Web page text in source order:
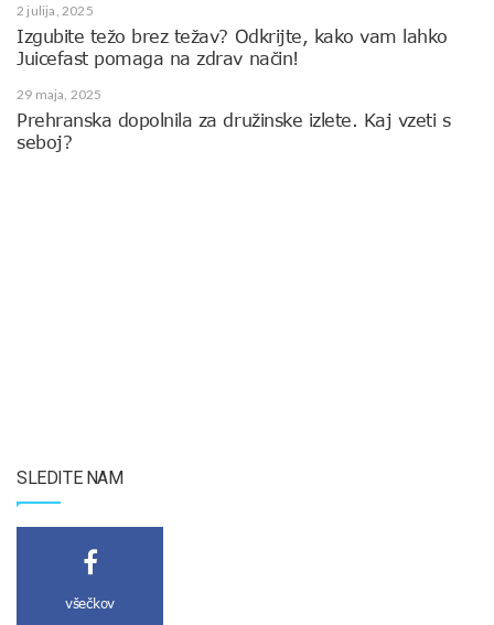
2 julija, 2025
Izgubite težo brez težav? Odkrijte, kako vam lahko
Juicefast pomaga na zdrav način!
29 maja, 2025
Prehranska dopolnila za družinske izlete. Kaj vzeti s
seboj?
SLEDITE NAM
všečkov